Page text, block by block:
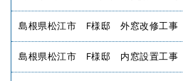
島根県松江市 F様邸 外窓改修工事
島根県松江市 F様邸 内窓設置工事